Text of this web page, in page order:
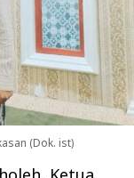
(Dok. ist)